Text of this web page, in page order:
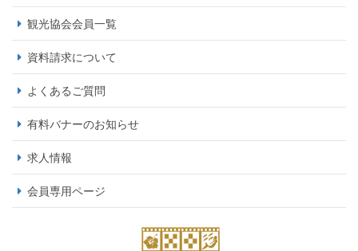
観光協会会員一覧
資料請求について
よくあるご質問
有料バナーのお知らせ
求人情報
会員専用ページ